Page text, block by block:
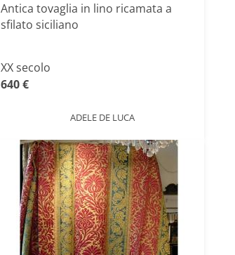
Antica tovaglia in lino ricamata a
sfilato siciliano
XX secolo
640 €
ADELE DE LUCA